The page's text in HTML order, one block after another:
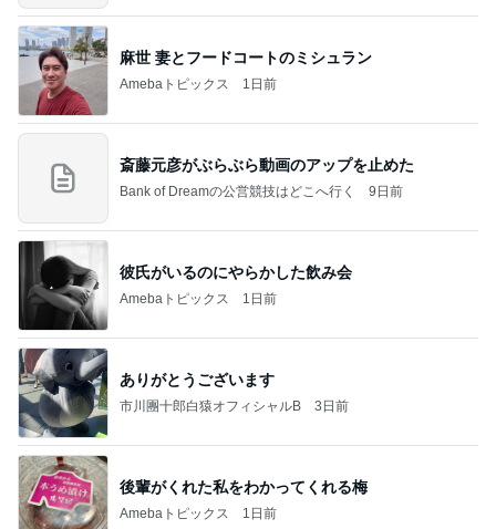
麻世 妻とフードコートのミシュラン
Amebaトピックス 1日前
斎藤元彦がぶらぶら動画のアップを止めた
Bank of Dreamの公営競技はどこへ行く 9日前
彼氏がいるのにやらかした飲み会
Amebaトピックス 1日前
ありがとうございます
市川團十郎白猿オフィシャルB 3日前
後輩がくれた私をわかってくれる梅
Amebaトピックス 1日前